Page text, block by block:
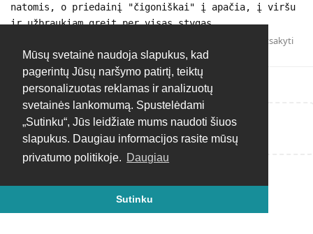
Mūsų svetainė naudoja slapukus, kad
pagerintų Jūsų naršymo patirtį, teiktų
personalizuotas reklamas ir analizuotų
svetainės lankomumą. Spustelėdami
„Sutinku“, Jūs leidžiate mums naudoti šiuos
slapukus. Daugiau informacijos rasite mūsų
privatumo politikoje. Daugiau
Sutinku
natomis, o priedainį "čigoniškai" į apačia, į viršu
ir užbraukiam greit per visas stygas
Atsakyti
Rašyti atsakymą...